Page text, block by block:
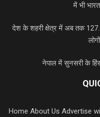
में भी
देश के शहरी क्षेत्र में अब तक
नेपाल में सुनसरी के
Home About Us Advertise